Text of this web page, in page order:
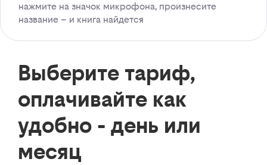
нажмите на значок микрофона, произнесите
название – и книга найдется
Выберите тариф,
оплачивайте как
удобно - день или
месяц